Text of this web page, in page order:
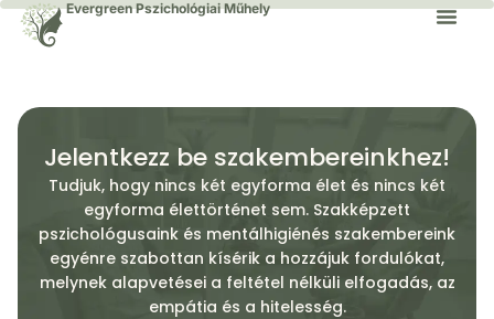
Evergreen Pszichológiai Műhely
Jelentkezz be szakembereinkhez!
Tudjuk, hogy nincs két egyforma élet és nincs két
egyforma élettörténet sem. Szakképzett
pszichológusaink és mentálhigiénés szakembereink
egyénre szabottan kísérik a hozzájuk fordulókat,
melynek alapvetései a feltétel nélküli elfogadás, az
empátia és a hitelesség.​